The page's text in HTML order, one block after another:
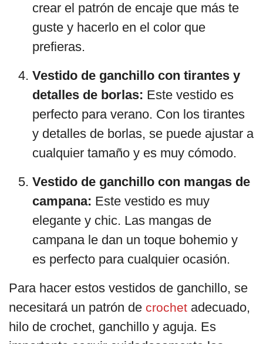
crear el patrón de encaje que más te
guste y hacerlo en el color que
prefieras.
Vestido de ganchillo con tirantes y
detalles de borlas: Este vestido es
perfecto para verano. Con los tirantes
y detalles de borlas, se puede ajustar a
cualquier tamaño y es muy cómodo.
Vestido de ganchillo con mangas de
campana: Este vestido es muy
elegante y chic. Las mangas de
campana le dan un toque bohemio y
es perfecto para cualquier ocasión.
Para hacer estos vestidos de ganchillo, se
necesitará un patrón de crochet adecuado,
hilo de crochet, ganchillo y aguja. Es